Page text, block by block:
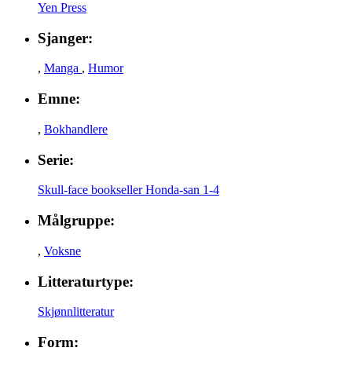
Yen Press
Sjanger:
, Manga , Humor
Emne:
, Bokhandlere
Serie:
Skull-face bookseller Honda-san 1-4
Målgruppe:
, Voksne
Litteraturtype:
Skjønnlitteratur
Form: